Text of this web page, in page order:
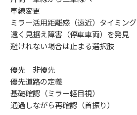
車線変更
ミラー活用距離感（遠近）タイミング
遠く見据え障害（停車車両）を発見
避けれない場合は止まる選択肢
優先 非優先
優先道路の定義
基礎確認（ミラー軽目視）
通過しながら再確認（首振り）